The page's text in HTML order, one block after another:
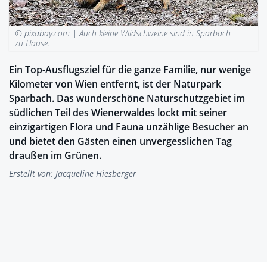
© pixabay.com |Auch kleine Wildschweine sind in Sparbach
zu Hause.
Ein Top-Ausflugsziel für die ganze Familie, nur wenige
Kilometer von Wien entfernt, ist der Naturpark
Sparbach. Das wunderschöne Naturschutzgebiet im
südlichen Teil des Wienerwaldes lockt mit seiner
einzigartigen Flora und Fauna unzählige Besucher an
und bietet den Gästen einen unvergesslichen Tag
draußen im Grünen.
Erstellt von: Jacqueline Hiesberger